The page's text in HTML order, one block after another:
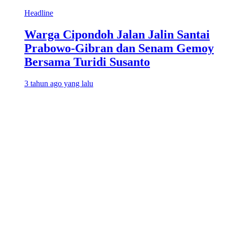
Headline
Warga Cipondoh Jalan Jalin Santai
Prabowo-Gibran dan Senam Gemoy
Bersama Turidi Susanto
3 tahun ago yang lalu